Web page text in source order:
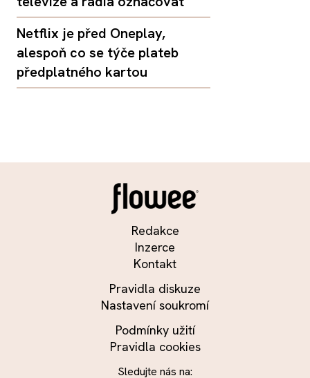
Netflix je před Oneplay,
alespoň co se týče plateb
předplatného kartou
Redakce
Inzerce
Kontakt
Pravidla diskuze
Nastavení soukromí
Podmínky užití
Pravidla cookies
Sledujte nás na: